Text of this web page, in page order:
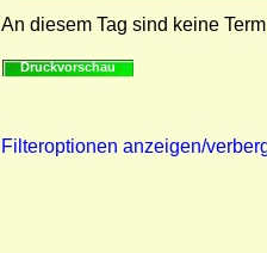
An diesem Tag sind keine
Druckvorschau
Filteroptionen anzeigen/